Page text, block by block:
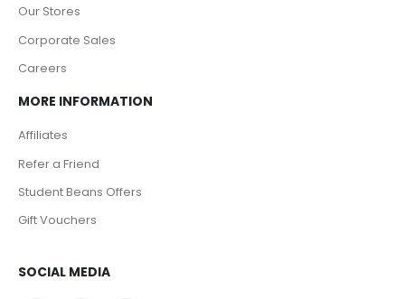
Our Stores
Corporate Sales
Careers
MORE INFORMATION
Affiliates
Refer a Friend
Student Beans Offers
Gift Vouchers
SOCIAL MEDIA